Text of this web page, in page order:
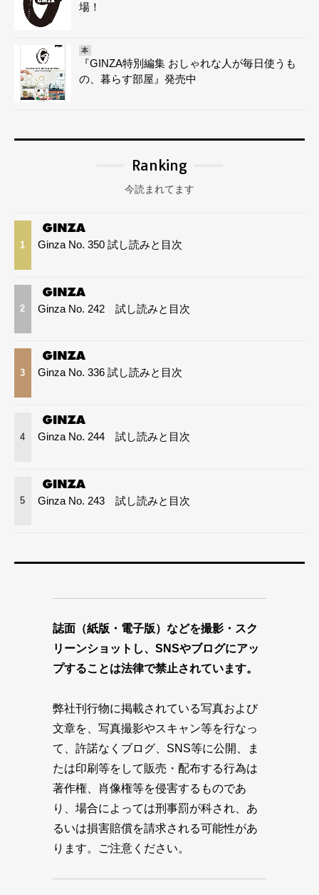
場！
本
『GINZA特別編集 おしゃれな人が毎日使うも
の、暮らす部屋』発売中
Ranking
今読まれてます
1 Ginza No. 350 試し読みと目次
2 Ginza No. 242 試し読みと目次
3 Ginza No. 336 試し読みと目次
4 Ginza No. 244 試し読みと目次
5 Ginza No. 243 試し読みと目次
誌面（紙版・電子版）などを撮影・スク
リーンショットし、SNSやブログにアッ
プすることは法律で禁止されています。
弊社刊行物に掲載されている写真および
文章を、写真撮影やスキャン等を行なっ
て、許諾なくブログ、SNS等に公開、ま
たは印刷等をして販売・配布する行為は
著作権、肖像権等を侵害するものであ
り、場合によっては刑事罰が科され、あ
るいは損害賠償を請求される可能性があ
ります。ご注意ください。